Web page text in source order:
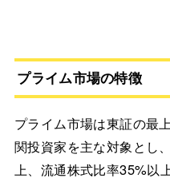
プライム市場の特徴
プライム市場は東証の最
関投資家を主な対象とし
上、流通株式比率35%以